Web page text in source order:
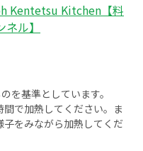
Kentetsu Kitchen【料
ル】
を基準としています。
で加熱してください。ま
をみながら加熱してくだ